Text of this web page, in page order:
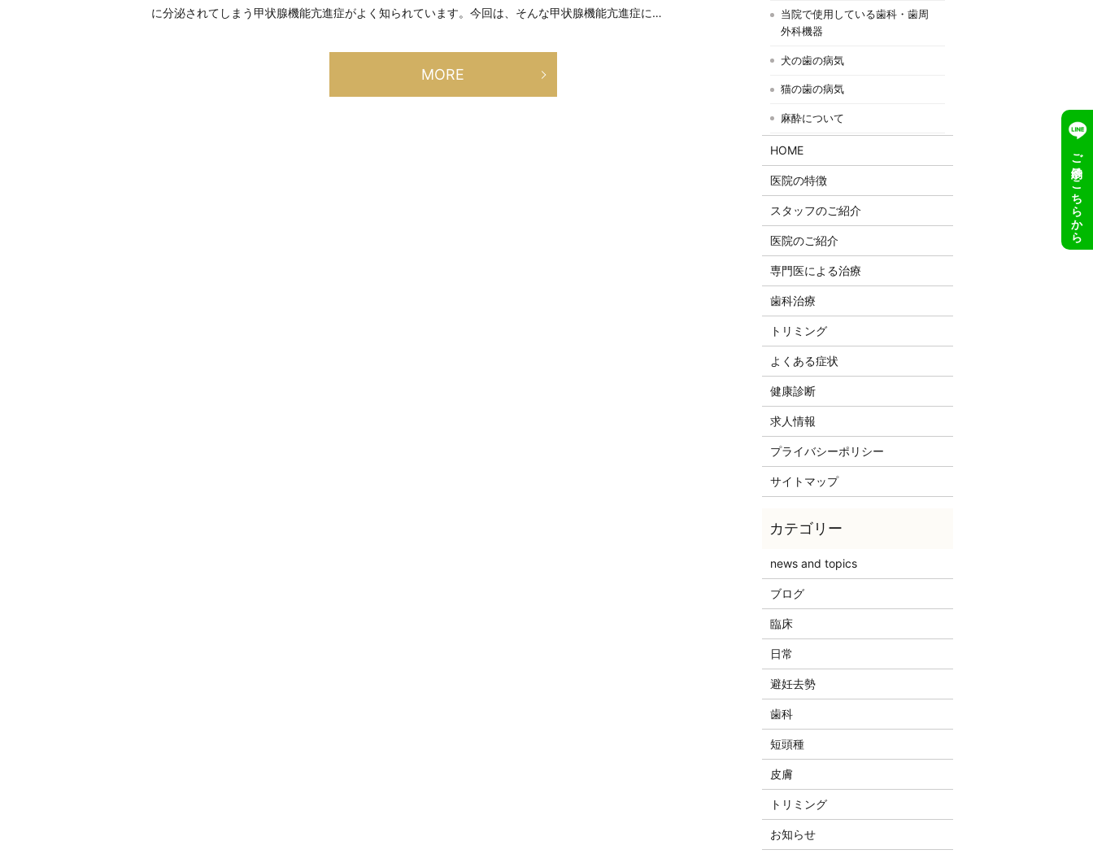
に分泌されてしまう甲状腺機能亢進症がよく知られています。今回は、そんな甲状腺機能亢進症に…
MORE
当院で使用している歯科・歯周
外科機器
犬の歯の病気
猫の歯の病気
麻酔について
HOME
医院の特徴
スタッフのご紹介
医院のご紹介
専門医による治療
歯科治療
トリミング
よくある症状
健康診断
求人情報
プライバシーポリシー
サイトマップ
news and topics
ブログ
臨床
日常
避妊去勢
歯科
短頭種
皮膚
トリミング
お知らせ
ご予約はこちらから